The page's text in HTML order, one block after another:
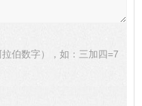
伯数字），如：三加四=7